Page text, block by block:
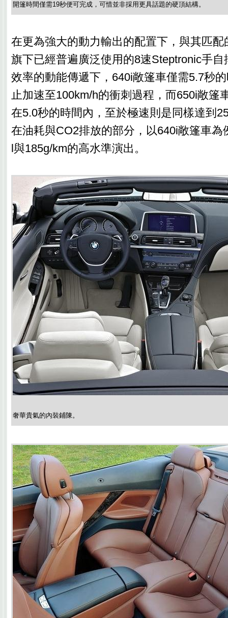
開篷時間僅需19秒便可完成，可惜並非採用更具話題的硬頂結構。
在更為強大的動力輸出的配置下，與其匹
旗下已經普遍廣泛使用的8速Steptronic手
效率的動能傳遞下，640i敞篷車僅需5.7秒
止加速至100km/h的衝刺過程，而650i敞篷
在5.0秒的時間內，至於極速則是同樣達到
在油耗與CO2排放的部分，以640i敞篷車為
l與185g/km的高水準演出。
奢華貴氣的內裝鋪陳。